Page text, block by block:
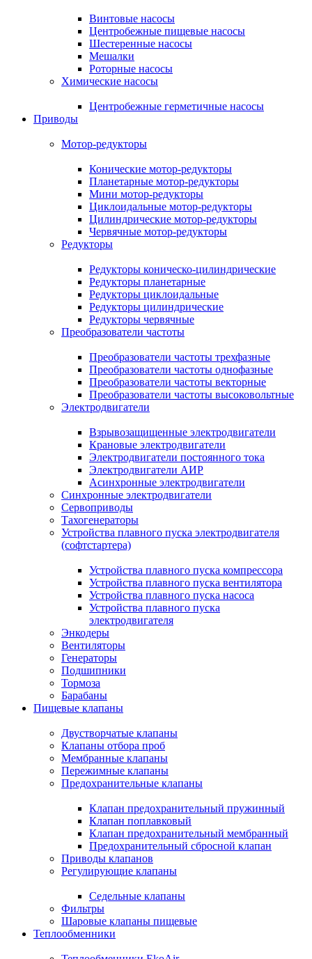
Винтовые насосы
Центробежные пищевые насосы
Шестеренные насосы
Мешалки
Роторные насосы
Химические насосы
Центробежные герметичные насосы
Приводы
Мотор-редукторы
Конические мотор-редукторы
Планетарные мотор-редукторы
Мини мотор-редукторы
Циклоидальные мотор-редукторы
Цилиндрические мотор-редукторы
Червячные мотор-редукторы
Редукторы
Редукторы коническо-цилиндрические
Редукторы планетарные
Редукторы циклоидальные
Редукторы цилиндрические
Редукторы червячные
Преобразователи частоты
Преобразователи частоты трехфазные
Преобразователи частоты однофазные
Преобразователи частоты векторные
Преобразователи частоты высоковольтные
Электродвигатели
Взрывозащищенные электродвигатели
Крановые электродвигатели
Электродвигатели постоянного тока
Электродвигатели АИР
Асинхронные электродвигатели
Синхронные электродвигатели
Сервоприводы
Тахогенераторы
Устройства плавного пуска электродвигателя
(софтстартера)
Устройства плавного пуска компрессора
Устройства плавного пуска вентилятора
Устройства плавного пуска насоса
Устройства плавного пуска
электродвигателя
Энкодеры
Вентиляторы
Генераторы
Подшипники
Тормоза
Барабаны
Пищевые клапаны
Двустворчатые клапаны
Клапаны отбора проб
Мембранные клапаны
Пережимные клапаны
Предохранительные клапаны
Клапан предохранительный пружинный
Клапан поплавковый
Клапан предохранительный мембранный
Предохранительный сбросной клапан
Приводы клапанов
Регулирующие клапаны
Седельные клапаны
Фильтры
Шаровые клапаны пищевые
Теплообменники